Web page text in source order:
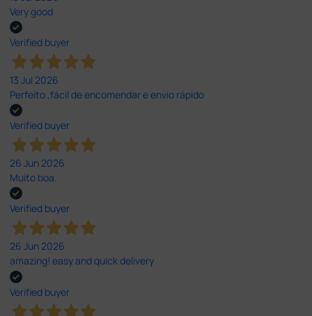
Very good
Verified buyer
13 Jul 2026
Perfeito ,fácil de encomendar e envio rápido
Verified buyer
26 Jun 2026
Muito boa.
Verified buyer
26 Jun 2026
amazing! easy and quick delivery
Verified buyer